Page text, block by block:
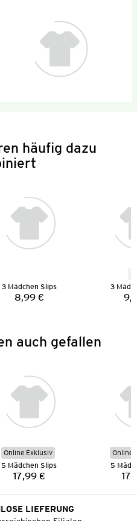
häufig dazu
3 Mädchen Slips
Preis:
8,99 €
3
auch gefallen
Online Exklusiv
5 Mädchen Slips
Preis:
17,99 €
Online
5
LIEFERUNG